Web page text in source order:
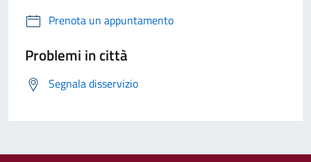
Prenota un appuntamento
Problemi in città
Segnala disservizio